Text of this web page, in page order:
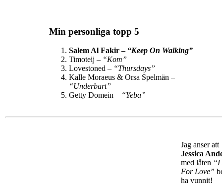
Min personliga topp 5
Salem Al Fakir – “Keep On Walking”
Timoteij – “Kom”
Lovestoned – “Thursdays”
Kalle Moraeus & Orsa Spelmän –
“Underbart”
Getty Domein – “Yeba”
Jag anser att
Jessica
med låten “I
For Love”
ha vunnit!